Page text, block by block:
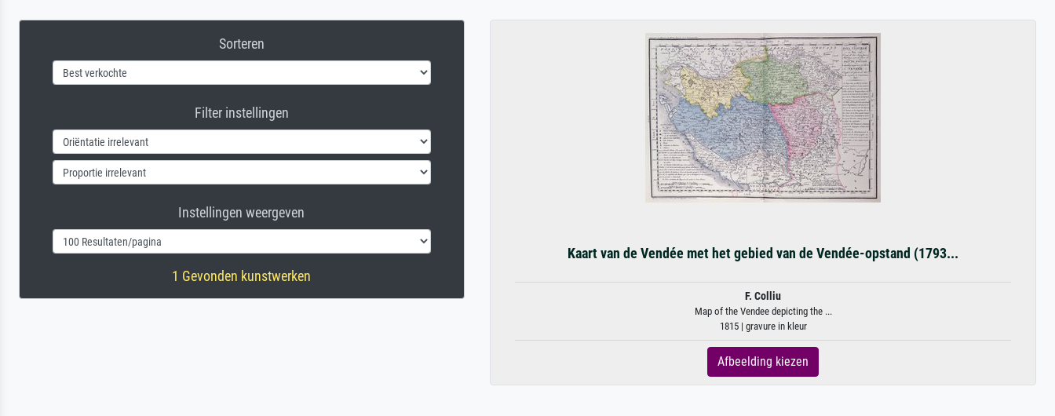
Sorteren
Filter instellingen
Instellingen weergeven
1 Gevonden kunstwerken
Kaart van de Vendée met het gebied van de Vendée-opstand (1793...
F. Colliu
Map of the Vendee depicting the ...
1815 | gravure in kleur
Afbeelding kiezen